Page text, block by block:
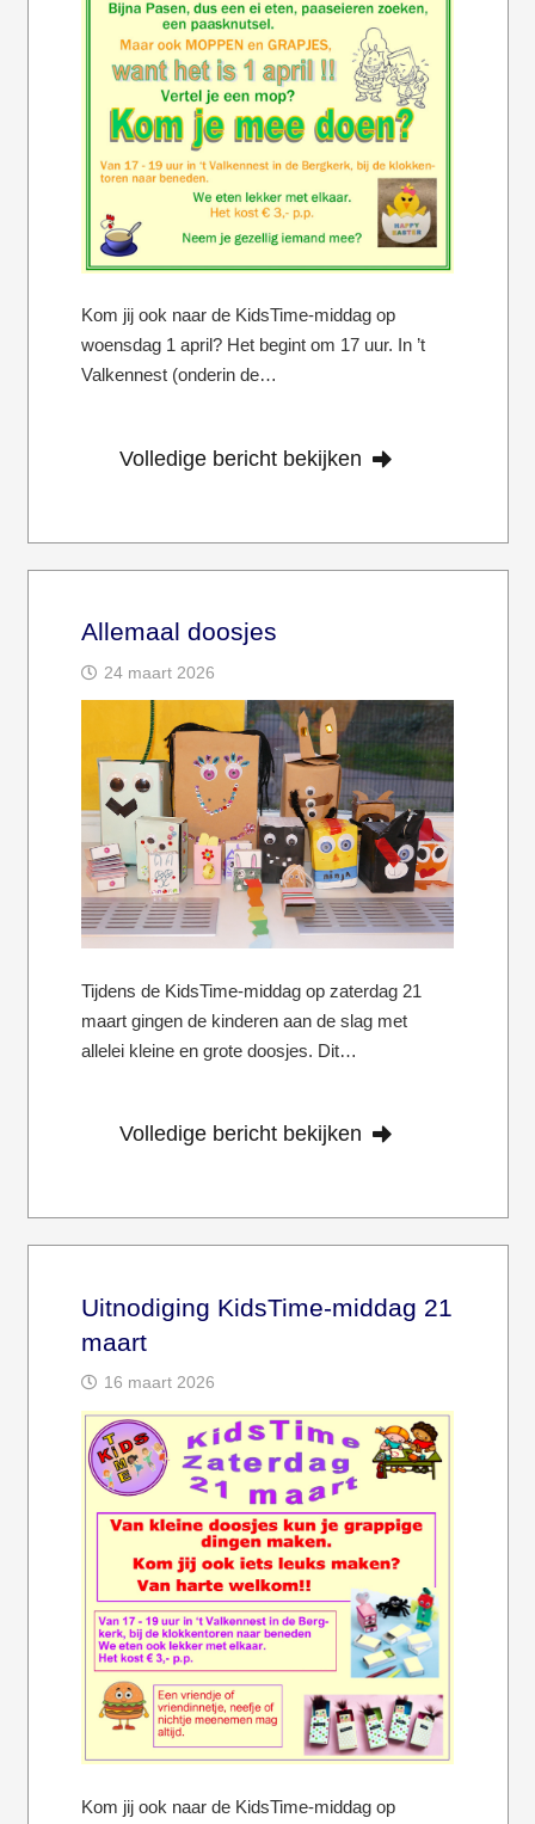
Kom jij ook naar de KidsTime-middag op
woensdag 1 april? Het begint om 17 uur. In ’t
Valkennest (onderin de…
Volledige bericht bekijken
Allemaal doosjes
24 maart 2026
Tijdens de KidsTime-middag op zaterdag 21
maart gingen de kinderen aan de slag met
allelei kleine en grote doosjes. Dit…
Volledige bericht bekijken
Uitnodiging KidsTime-middag 21
maart
16 maart 2026
Kom jij ook naar de KidsTime-middag op